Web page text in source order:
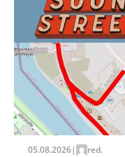
Zapamiętaj
pisania
05.08.2026| red.